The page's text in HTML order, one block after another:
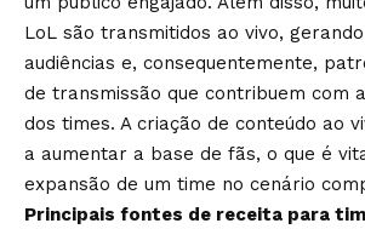
LoL são transmitidos ao vivo,
audiências e, consequentemente,
de transmissão que contribuem com
dos times. A criação de conteúdo ao
a aumentar a base de fãs, o que é
expansão de um time no cenário
Principais fontes de receita para